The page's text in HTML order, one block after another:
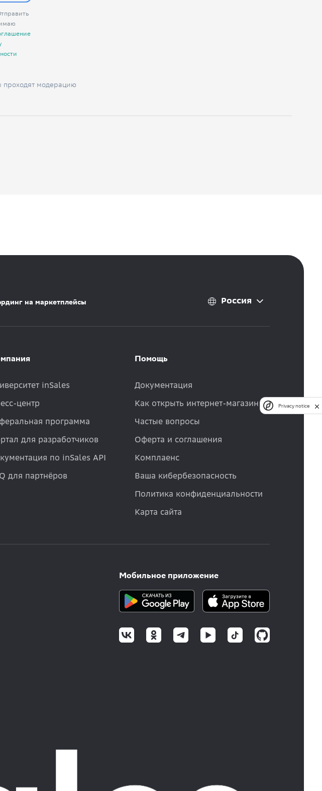
проходят модерацию
на маркетплейсы Россия
inSales
центр
программа
для разработчиков
по inSales API
для партнёров
Помощь
Документация
Как открыть интернет-магазин
Частые вопросы
Оферта и соглашения
Комплаенс
Ваша кибербезопасность
Политика конфиденциальности
Карта сайта
Мобильное приложение
Privacy notice